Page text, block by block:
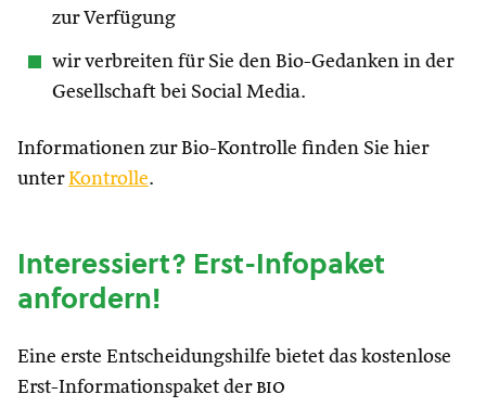
zur Verfügung
wir verbreiten für Sie den Bio-Gedanken in der
Gesellschaft bei Social Media.
Informationen zur Bio-Kontrolle finden Sie hier
unterKontrolle.
Interessiert? Erst-Infopaket
anfordern!
Eine erste Entscheidungshilfe bietet das kostenlose
Erst-Informationspaket der bio